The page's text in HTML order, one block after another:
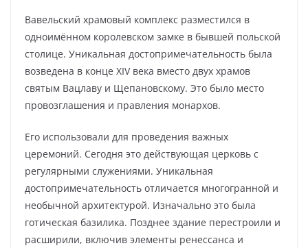
Вавельский храмовый комплекс разместился в
одноимённом королевском замке в бывшей польской
столице. Уникальная достопримечательность была
возведена в конце XIV века вместо двух храмов
святым Вацлаву и Щепановскому. Это было место
провозглашения и правления монархов.
Его использовали для проведения важных
церемоний. Сегодня это действующая церковь с
регулярными служениями. Уникальная
достопримечательность отличается многогранной и
необычной архитектурой. Изначально это была
готическая базилика. Позднее здание перестроили и
расширили, включив элементы ренессанса и